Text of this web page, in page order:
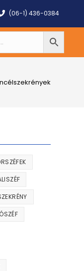
(06-1) 436-0384